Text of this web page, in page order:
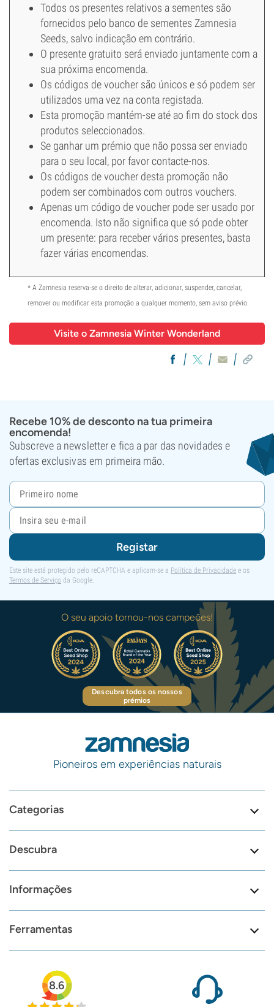
Todos os presentes relativos a sementes são
fornecidos pelo banco de sementes Zamnesia
Seeds, salvo indicação em contrário.
O presente gratuito será enviado juntamente com a
sua próxima encomenda.
Os códigos de voucher são únicos e só podem ser
utilizados uma vez na conta registada.
Esta promoção mantém-se até ao fim do stock dos
produtos seleccionados.
Se ganhar um prémio que não possa ser enviado
para o seu local, por favor contacte-nos.
Os códigos de voucher desta promoção não
podem ser combinados com outros vouchers.
Apenas um código de voucher pode ser usado por
encomenda. Isto não significa que só pode obter
um presente: para receber vários presentes, basta
fazer várias encomendas.
* A Zamnesia reserva-se o direito de alterar, adicionar, suspender, cancelar,
remover ou modificar esta promoção a qualquer momento, sem aviso prévio.
Visite o Zamnesia Winter Wonderland
Recebe 10% de desconto na tua primeira
encomenda!
Subscreve a newsletter e fica a par das novidades e
ofertas exclusivas em primeira mão.
Registar
Este site está protegido pelo reCAPTCHA e aplicam-se a Política de Privacidade e os
Termos de Serviço da Google.
O seu apoio tornou-nos campeões!
Descubra todos os nossos
prémios
Pioneiros em experiências naturais
Categorias
Descubra
Informações
Ferramentas
8.6